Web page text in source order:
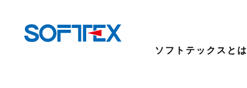
ソフトテックスとは